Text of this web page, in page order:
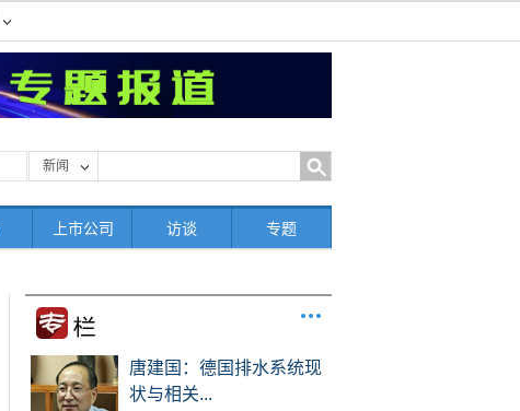
新闻
上市公司 访谈 专题
唐建国：德国排水系统现
状与相关...